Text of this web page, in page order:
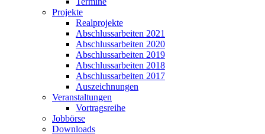
Projekte
Realprojekte
Abschlussarbeiten 2021
Abschlussarbeiten 2020
Abschlussarbeiten 2019
Abschlussarbeiten 2018
Abschlussarbeiten 2017
Auszeichnungen
Veranstaltungen
Vortragsreihe
Jobbörse
Downloads